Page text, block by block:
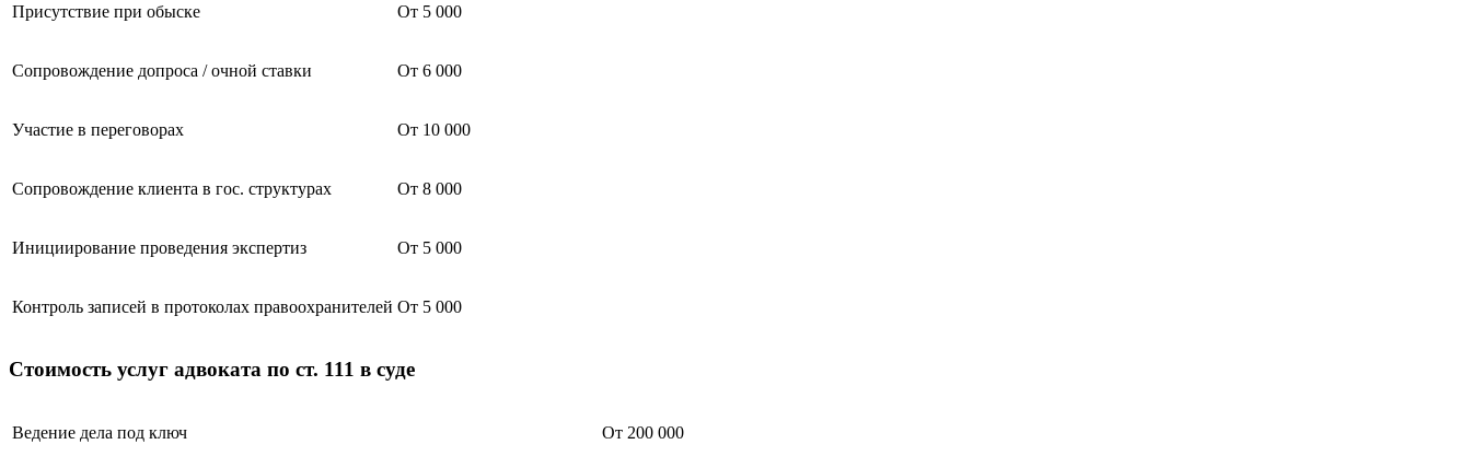
Присутствие при обыске От 5 000
Сопровождение допроса / очной ставки От 6 000
Участие в переговорах От 10 000
Сопровождение клиента в гос. структурах От 8 000
Инициирование проведения экспертиз От 5 000
Контроль записей в протоколах правоохранителей От 5 000
Стоимость услуг адвоката по ст. 111 в суде
Ведение дела под ключ От 200 000